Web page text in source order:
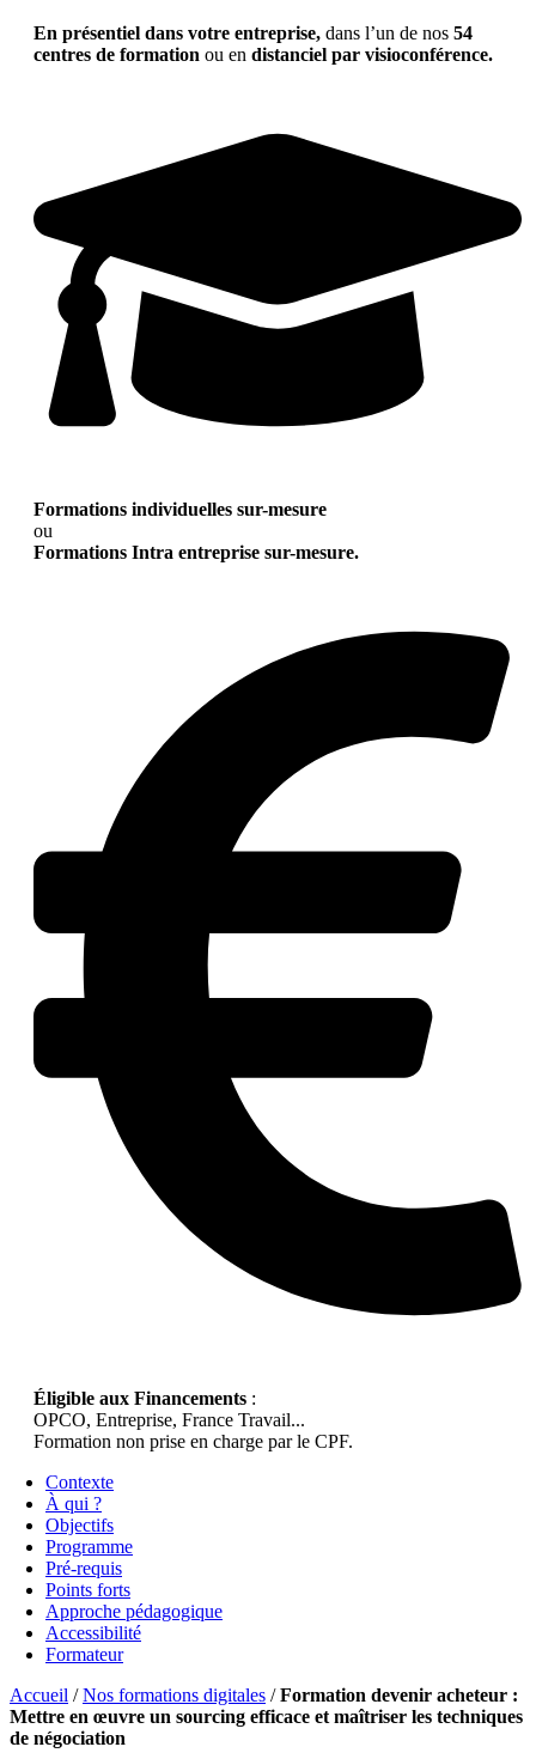
En présentiel dans votre entreprise, dans l’un de nos 54
centres de formation ou en distanciel par visioconférence.
Formations individuelles sur-mesure
ou
Formations Intra entreprise sur-mesure.
Éligible aux Financements :
OPCO, Entreprise, France Travail...
Formation non prise en charge par le CPF.
Contexte
À qui ?
Objectifs
Programme
Pré-requis
Points forts
Approche pédagogique
Accessibilité
Formateur
Accueil /Nos formations digitales /Formation devenir acheteur :
Mettre en œuvre un sourcing efficace et maîtriser les techniques
de négociation